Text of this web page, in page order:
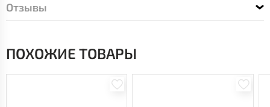
Отзывы
ПОХОЖИЕ ТОВАРЫ